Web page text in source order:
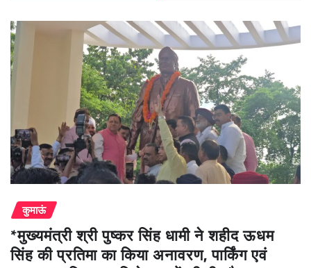
कुमाऊं
*मुख्यमंत्री श्री पुष्कर सिंह धामी ने शहीद ऊधम
सिंह की प्रतिमा का किया अनावरण, पार्किंग एवं